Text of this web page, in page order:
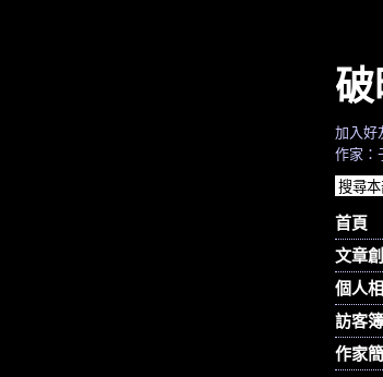
首頁
文章
個人
訪客簿
作家
加入好
作家：